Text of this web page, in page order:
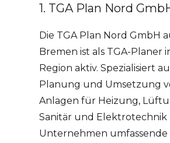
1. TGA Plan Nord
Die TGA Plan Nord GmbH
Bremen ist als TGA-Planer
Region aktiv. Spezialisiert
Planung und Umsetzung
Anlagen für Heizung,
Sanitär und Elektrotechnik
Unternehmen umfassende